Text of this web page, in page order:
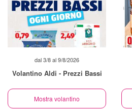
dal 3/8 al 9/8/2026
Volantino Aldi - Prezzi Bassi
Mostra volantino